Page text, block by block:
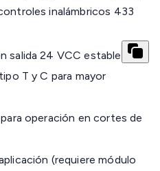
inalámbricos 433
salida 24 VCC estable
T y C para mayor
operación en cortes de
(requiere módulo